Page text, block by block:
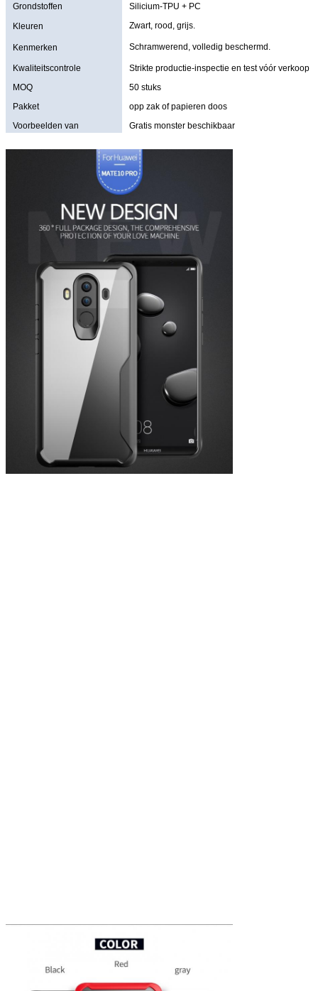
Grondstoffen
Silicium-TPU + PC
Kleuren
Zwart, rood, grijs.
Kenmerken Schramwerend, volledig beschermd.
Kwaliteitscontrole
Strikte productie-inspectie en test vóór verkoop
MOQ
50 stuks
Pakket
opp zak of papieren doos
Voorbeelden van
Gratis monster beschikbaar